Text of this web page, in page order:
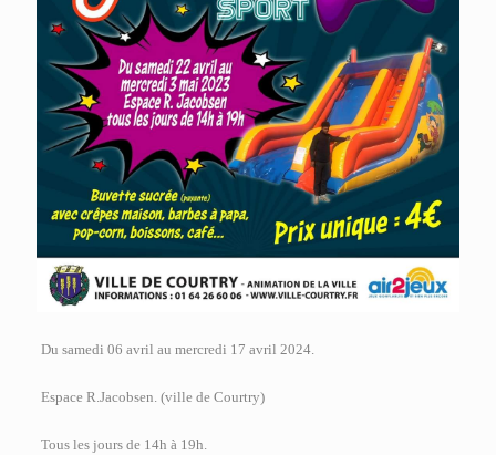
Du samedi 06 avril au mercredi 17 avril 2024.
Espace R.Jacobsen. (ville de Courtry)
Tous les jours de 14h à 19h.